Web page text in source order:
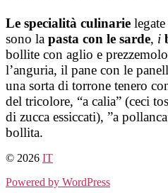
Le specialità culinarie
sono la pasta con le sarde, i
bollite con aglio e
l’anguria, il pane con le
una sorta di torrone tenero
del tricolore, “a calia” (ceci
di zucca essiccati), ”a
bollita.
© 2026 IT
Powered by WordPress